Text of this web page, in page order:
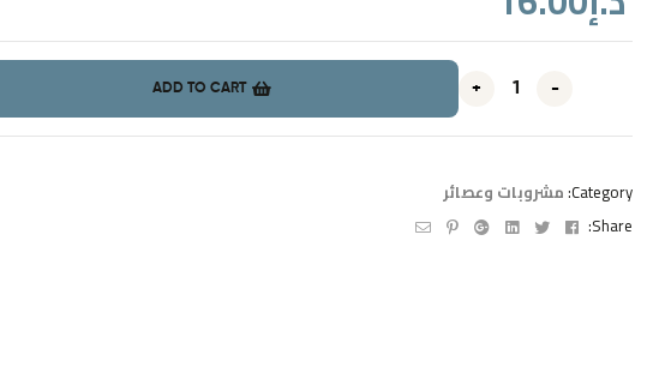
-
+
ADD TO CART
Category: مشروبات وعصائر
Share:
Facebook
Twitter
Linkedin
Google+
Pinterest
Email